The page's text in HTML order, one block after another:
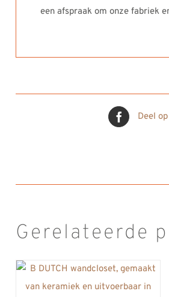
een afspraak om onze fabriek
Deel
Gerelateerde